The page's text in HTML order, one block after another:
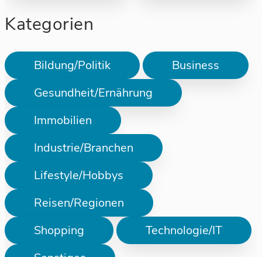
Kategorien
Bildung/Politik
Business
Gesundheit/Ernährung
Immobilien
Industrie/Branchen
Lifestyle/Hobbys
Reisen/Regionen
Shopping
Technologie/IT